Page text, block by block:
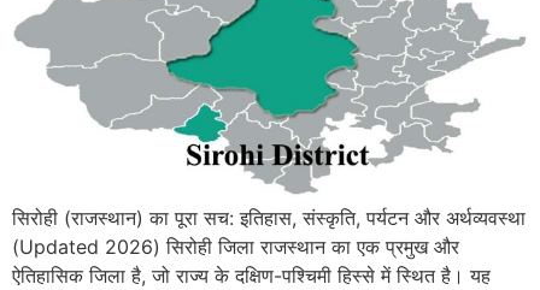
सिरोही (राजस्थान) का पूरा सच: इतिहास, संस्कृति, पर्यटन और अर्थव्यवस्था
(Updated 2026) सिरोही जिला राजस्थान का एक प्रमुख और
ऐतिहासिक जिला है, जो राज्य के दक्षिण-पश्चिमी हिस्से में स्थित है। यह